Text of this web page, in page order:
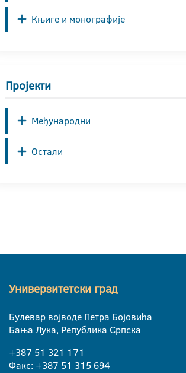
Књиге и монографије
Пројекти
Међународни
Остали
Универзитетски град
Булевар војводе Петра Бојовића
Бања Лука, Република Српска
+387 51 321 171
Факс: +387 51 315 694